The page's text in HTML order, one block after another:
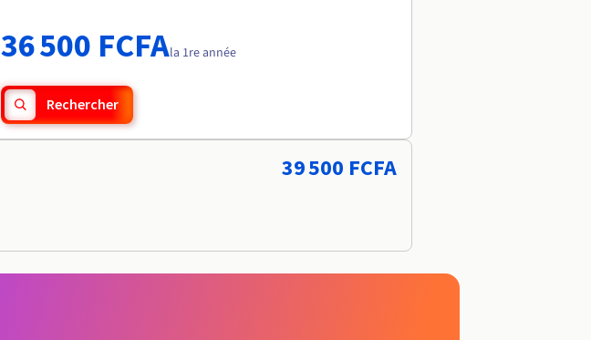
36 500 FCFAla 1re année
Rechercher
39 500 FCFA